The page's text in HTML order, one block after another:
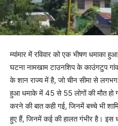
म्यांमार में रविवार को एक भीषण धमाका
घटना नामखाम टाउनशिप के काउंगटुप गांव
के शान राज्य में है, जो चीन सीमा से
हुआ धमाके में 45 से 55 लोगों की मौत हो
करने की बात कही गई, जिनमें बच्चे भी
हुए हैं, जिनमें कई की हालत गंभीर है।